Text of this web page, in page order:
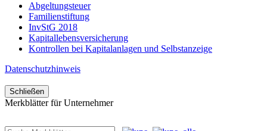
Abgeltungsteuer
Familienstiftung
InvStG 2018
Kapitallebensversicherung
Kontrollen bei Kapitalanlagen und Selbstanzeige
Datenschutzhinweis
Schließen
Merkblätter für Unternehmer